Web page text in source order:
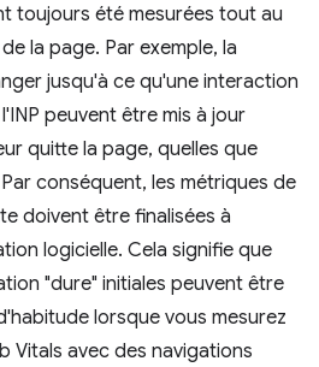
toujours été mesurées tout au
la page. Par exemple, la
jusqu'à ce qu'une interaction
peuvent être mis à jour
quitte la page, quelles que
conséquent, les métriques de
doivent être finalisées à
logicielle. Cela signifie que
"dure" initiales peuvent être
lorsque vous mesurez
Vitals avec des navigations